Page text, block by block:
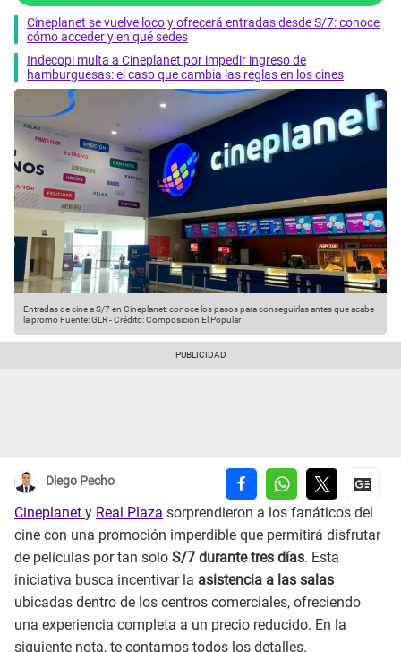
Cineplanet se vuelve loco y ofrecerá entradas desde S/7: conoce
cómo acceder y en qué sedes
Indecopi multa a Cineplanet por impedir ingreso de
hamburguesas: el caso que cambia las reglas en los cines
Entradas de cine a S/7 en Cineplanet: conoce los pasos para conseguirlas antes que acabe
la promoFuente: GLR-Crédito: Composición El Popular
Diego Pecho
Cineplanet y Real Plaza sorprendieron a los fanáticos del
cine con una promoción imperdible que permitirá disfrutar
de películas por tan solo S/7 durante tres días. Esta
iniciativa busca incentivar la asistencia a las salas
ubicadas dentro de los centros comerciales, ofreciendo
una experiencia completa a un precio reducido. En la
siguiente nota, te contamos todos los detalles.